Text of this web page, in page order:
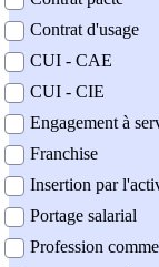
Contrat d'usage
CUI - CAE
CUI - CIE
Engagement à
Franchise
Insertion par
Portage salarial
Profession